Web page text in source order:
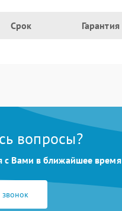
Срок Гарантия
вопросы?
с Вами в ближайшее время
звонок